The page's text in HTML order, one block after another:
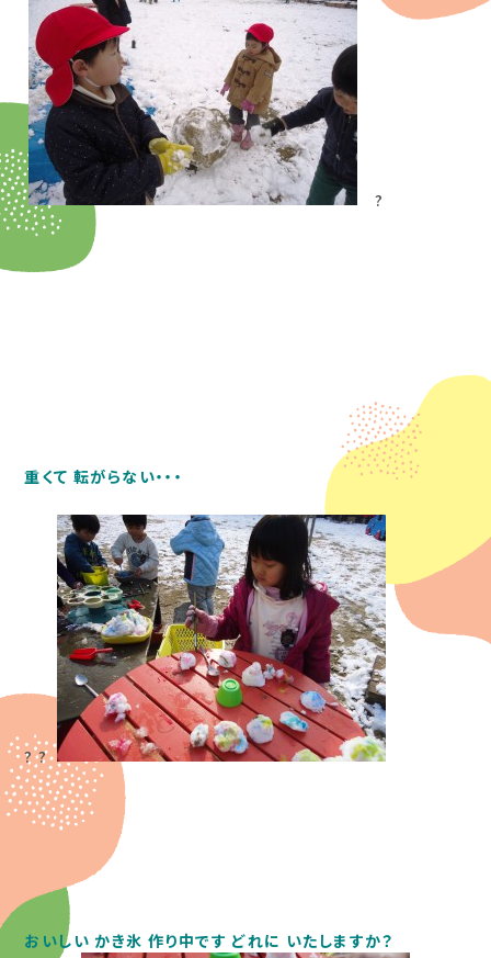
?
重くて 転がらない・・・
? ?
おいしい かき氷 作り中です どれに いたしますか？